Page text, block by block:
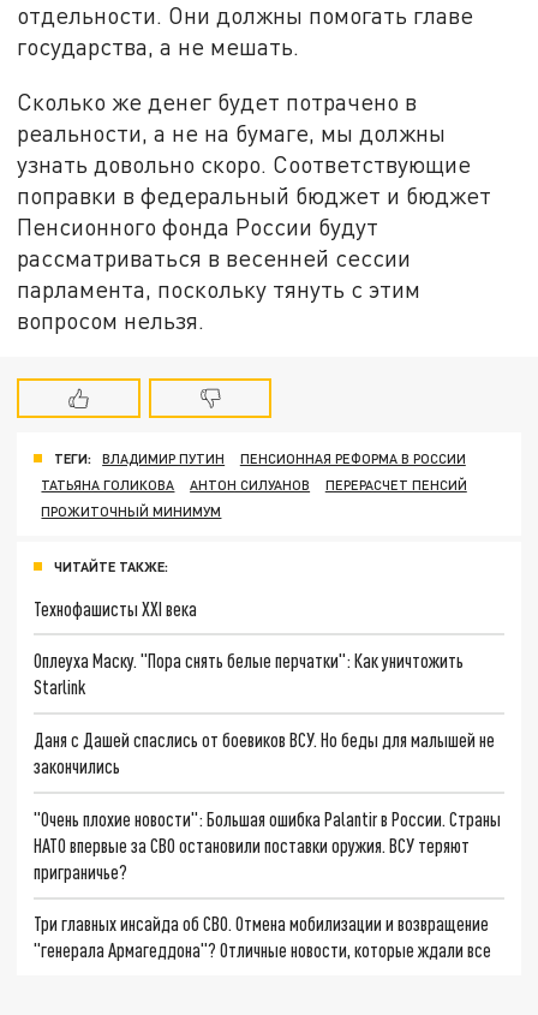
отдельности. Они должны помогать главе
государства, а не мешать.
Сколько же денег будет потрачено в
реальности, а не на бумаге, мы должны
узнать довольно скоро. Соответствующие
поправки в федеральный бюджет и бюджет
Пенсионного фонда России будут
рассматриваться в весенней сессии
парламента, поскольку тянуть с этим
вопросом нельзя.
ТЕГИ: ВЛАДИМИР ПУТИН
ПЕНСИОННАЯ РЕФОРМА В РОССИИ
ТАТЬЯНА ГОЛИКОВА
АНТОН СИЛУАНОВ
ПЕРЕРАСЧЕТ ПЕНСИЙ
ПРОЖИТОЧНЫЙ МИНИМУМ
ЧИТАЙТЕ ТАКЖЕ:
Технофашисты XXI века
Оплеуха Маску. "Пора снять белые перчатки": Как уничтожить
Starlink
Даня с Дашей спаслись от боевиков ВСУ. Но беды для малышей не
закончились
"Очень плохие новости": Большая ошибка Palantir в России. Страны
НАТО впервые за СВО остановили поставки оружия. ВСУ теряют
приграничье?
Три главных инсайда об СВО. Отмена мобилизации и возвращение
"генерала Армагеддона"? Отличные новости, которые ждали все